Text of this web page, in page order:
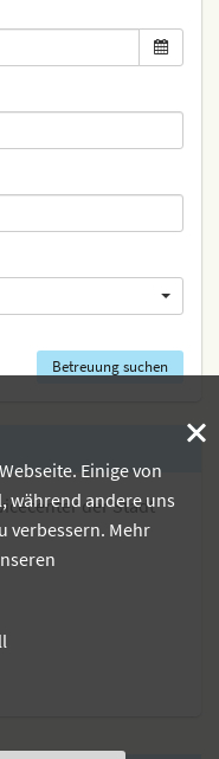
der Stadt
Einige von
während andere uns
verbessern. Mehr